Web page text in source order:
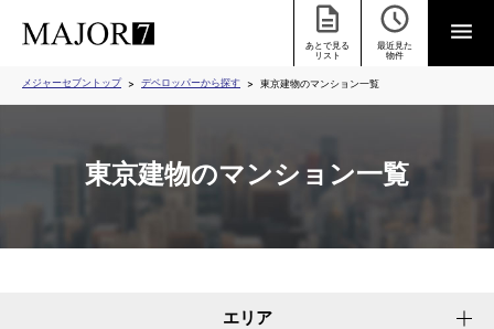
あとで見る
リスト
最近見た
物件
メジャーセブントップ デベロッパーから探す 東京建物のマンション一覧
東京建物のマンション一覧
エリア